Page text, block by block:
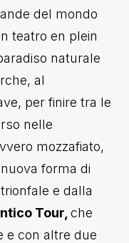
del mondo
teatro en plein
naturale
al
per finire tra le
nelle
mozzafiato,
forma di
e dalla
Tour, che
e con altre due